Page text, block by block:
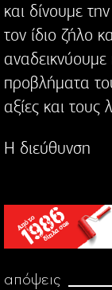
και δίνουμε
τον ίδιο ζήλο
προβλήματα
αξίες και
Η διεύθυνση
απόψεις